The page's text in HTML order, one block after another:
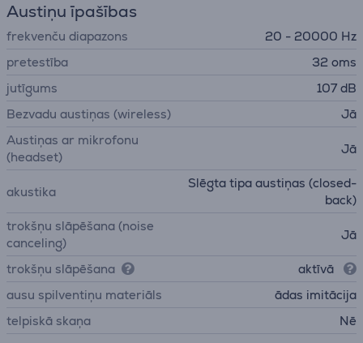
Austiņu īpašības
frekvenču diapazons
20 - 20000 Hz
pretestība
32 oms
jutīgums
107 dB
Bezvadu austiņas (wireless)
Jā
Austiņas ar mikrofonu
(headset)
Jā
akustika
Slēgta tipa austiņas (closed-
back)
trokšņu slāpēšana (noise
canceling)
Jā
trokšņu slāpēšana
aktīvā
ausu spilventiņu materiāls
ādas imitācija
telpiskā skaņa
Nē